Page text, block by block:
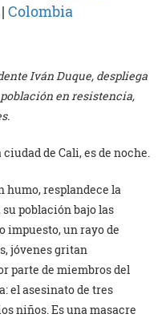
| Colombia
Iván Duque, despliega
en resistencia,
de Cali, es de noche.
humo, resplandece la
población bajo las
impuesto, un rayo de
jóvenes gritan
parte de miembros del
el asesinato de tres
niños. Es una masacre